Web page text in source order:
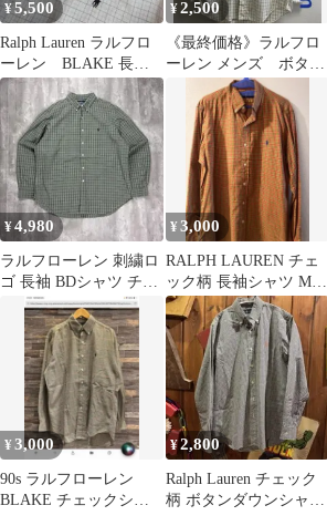
¥5,500
Ralph Lauren ラルフロ
ーレン BLAKE 長袖
チェックシャツ
¥2,500
《最終価格》ラルフロ
ーレン メンズ ボタン
ダウンチェックシャ
ツ 綿100%
¥4,980
ラルフローレン 刺繍ロ
ゴ 長袖 BDシャツ チェ
ック柄 グリーン XL
6862
¥3,000
RALPH LAUREN チェ
ック柄 長袖シャツ Mサ
イズ
¥3,000
90s ラルフローレン
BLAKE チェックシャ
¥2,800
Ralph Lauren チェック
柄 ボタンダウンシャツ